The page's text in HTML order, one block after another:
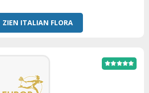
ZIEN ITALIAN FLORA